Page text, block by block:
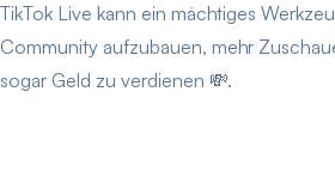
TikTok Live kann ein mächtiges
Community aufzubauen, mehr
sogar Geld zu verdienen 💸.